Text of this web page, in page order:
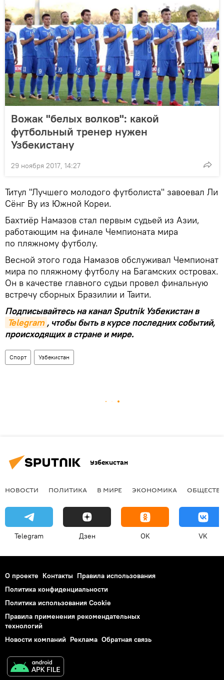
Вожак "белых волков": какой
футбольный тренер нужен
Узбекистану
29 ноября 2017, 14:27
Титул "Лучшего молодого футболиста" завоевал Ли
Сёнг Ву из Южной Кореи.
Бахтиёр Намазов стал первым судьей из Азии,
работающим на финале Чемпионата мира
по пляжному футболу.
Весной этого года Намазов обслуживал Чемпионат
мира по пляжному футболу на Багамских островах.
Он в качестве главного судьи провел финальную
встречу сборных Бразилии и Таити.
Подписывайтесь на канал Sputnik Узбекистан в
Telegram , чтобы быть в курсе последних событий,
происходящих в стране и мире.
Спорт Узбекистан
Узбекистан
НОВОСТИ ПОЛИТИКА В МИРЕ ЭКОНОМИКА
Telegram Дзен OK VK
О проекте Контакты Правила использования
Политика конфиденциальности
Политика использования Cookie
Правила применения рекомендательных
технологий
Новости компаний Реклама Обратная связь